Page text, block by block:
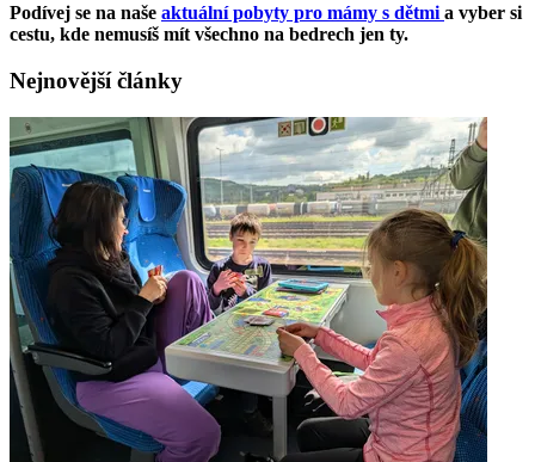
Podívej se na naše aktuální pobyty pro mámy s dětmi a vyber si
cestu, kde nemusíš mít všechno na bedrech jen ty.
Nejnovější články